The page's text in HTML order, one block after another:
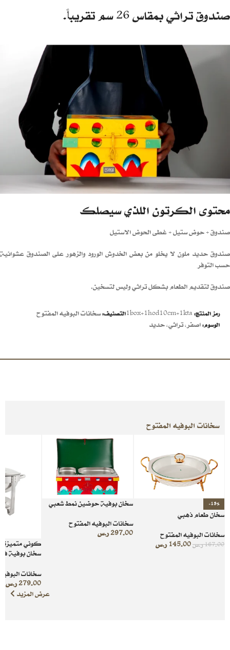
صندوق تراثي بمقاس 26 سم تقريباً.
محتوى الكرتون اللذي سيصلك
صندوق + حوض ستيل + غطى الحوض الاستيل
صندوق حديد ملون لا يخلو من بعض الخدوش الورود والزهور على الصندوق عشوائية
حسب التوفر
صندوق لتقديم الطعام بشكل تراثي وليس لتسخين.
رمز المنتج:1box+1hod10cm+1ktaالتصنيف:سخانات البوفيه المفتوح
الوسوم:اصفر,تراثي,حديد
سخانات البوفيه المفتوح
-13%
سخان طعام ذهبي
سخانات البوفيه المفتوح
167.00ر.س145.00 ر.س
سخان بوفية حوضين نمط شعبي
سخانات البوفيه المفتوح
297.00ر.س
كوني
سخان بوفية
سخانات
279.00ر.س
عرض المزيد